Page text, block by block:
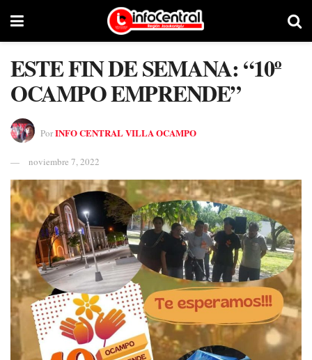
ESTE FIN DE SEMANA: “10º
OCAMPO EMPRENDE”
PorINFO CENTRAL VILLA OCAMPO
noviembre 7, 2022